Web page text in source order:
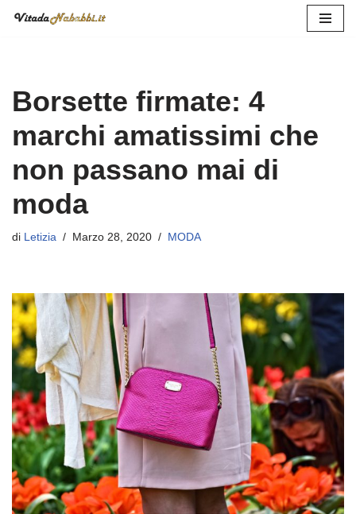
Borsette firmate: 4
marchi amatissimi che
non passano mai di
moda
di Letizia Marzo 28, 2020 MODA